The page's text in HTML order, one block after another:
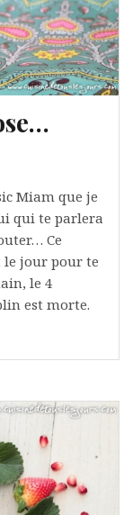
Miam que je
qui te parlera
Ce
le jour pour te
le 4
est morte.